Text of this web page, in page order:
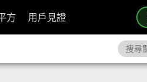
方 用戶見證